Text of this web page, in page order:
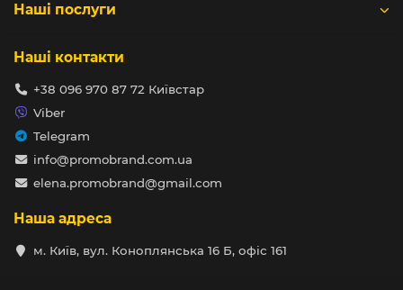
Наші послуги
Наші контакти
+38 096 970 87 72 Київстар
Viber
Telegram
info@promobrand.com.ua
elena.promobrand@gmail.com
Наша адреса
м. Київ, вул. Коноплянська 16 Б, офіс 161